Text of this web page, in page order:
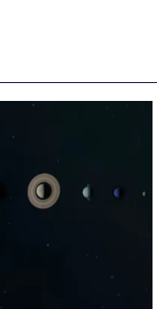
दतिया
बड़ा
झटका,